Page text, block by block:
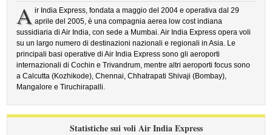
A ir India Express, fondata a maggio del 2004 e operativa dal 29
aprile del 2005, è una compagnia aerea low cost indiana
sussidiaria di Air India, con sede a Mumbai. Air India Express opera voli
su un largo numero di destinazioni nazionali e regionali in Asia. Le
principali basi operative di Air India Express sono gli aeroporti
internazionali di Cochin e Trivandrum, mentre altri aeroporti focus sono
a Calcutta (Kozhikode), Chennai, Chhatrapati Shivaji (Bombay),
Mangalore e Tiruchirapalli.
Statistiche sui voli Air India Express